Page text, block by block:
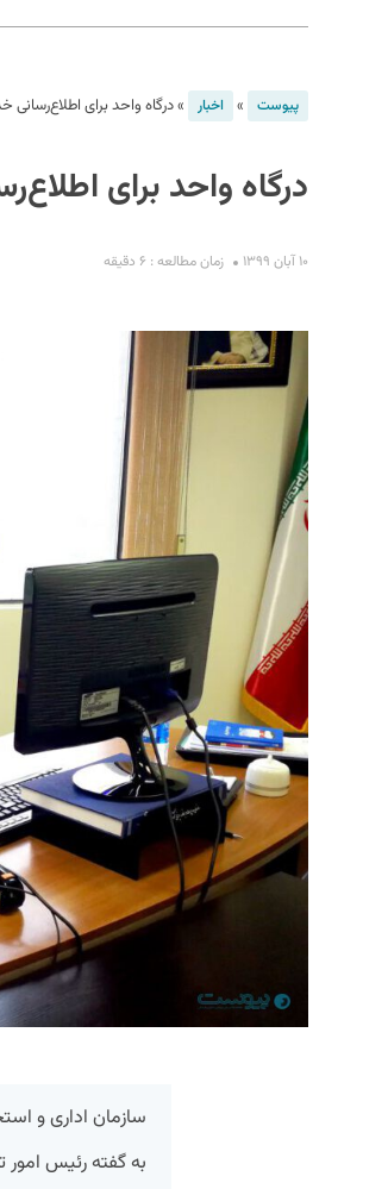
پیوست » اخبار »درگاه واحد برای
درگاه واحد برای
۱۰ آبان ۱۳۹۹ زمان مطالعه : ۶ دقیقه
سازمان اداری و
به گفته رئیس